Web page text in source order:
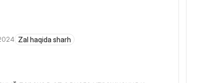
Zal haqida sharh